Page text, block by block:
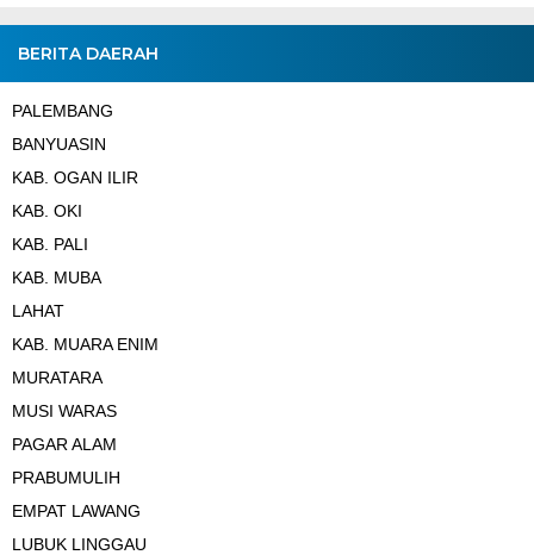
BERITA DAERAH
PALEMBANG
BANYUASIN
KAB. OGAN ILIR
KAB. OKI
KAB. PALI
KAB. MUBA
LAHAT
KAB. MUARA ENIM
MURATARA
MUSI WARAS
PAGAR ALAM
PRABUMULIH
EMPAT LAWANG
LUBUK LINGGAU